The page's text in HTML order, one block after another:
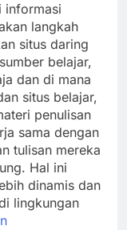
informasi
langkah
situs daring
belajar,
dan di mana
situs belajar,
penulisan
sama dengan
tulisan mereka
Hal ini
dinamis dan
lingkungan